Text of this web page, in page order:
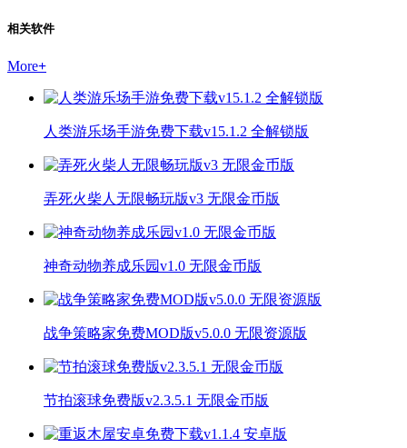
相关软件
More+
人类游乐场手游免费下载v15.1.2 全解锁版
弄死火柴人无限畅玩版v3 无限金币版
神奇动物养成乐园v1.0 无限金币版
战争策略家免费MOD版v5.0.0 无限资源版
节拍滚球免费版v2.3.5.1 无限金币版